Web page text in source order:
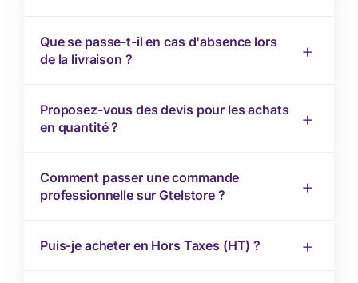
Que se passe-t-il en cas d'absence lors
de la livraison ?
Proposez-vous des devis pour les achats
en quantité ?
Comment passer une commande
professionnelle sur Gtelstore ?
Puis-je acheter en Hors Taxes (HT) ?